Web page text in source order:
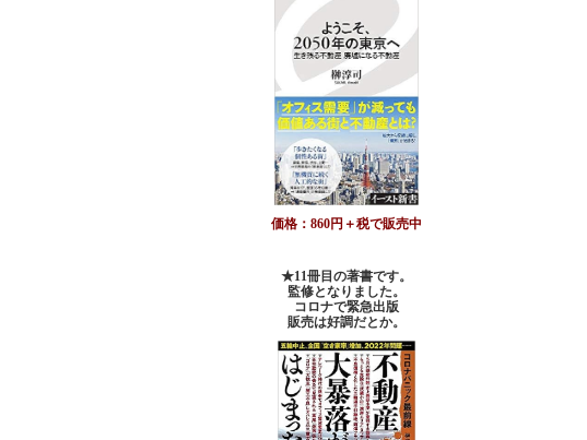
価格：860円＋税で販売中
★11冊目の著書です。
監修となりました。
コロナで緊急出版
販売は好調だとか。